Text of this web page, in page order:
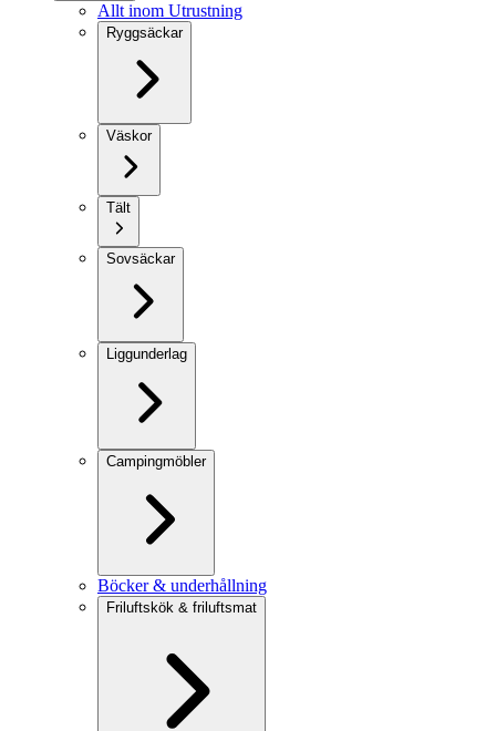
Allt inom Utrustning
Ryggsäckar
Väskor
Tält
Sovsäckar
Liggunderlag
Campingmöbler
Böcker & underhållning
Friluftskök & friluftsmat